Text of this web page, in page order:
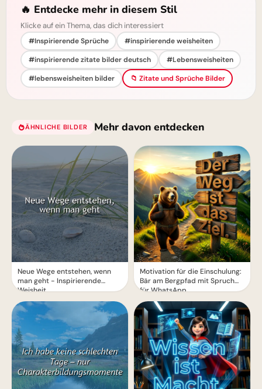
🔥 Entdecke mehr in diesem Stil
Klicke auf ein Thema, das dich interessiert
#Inspirierende Sprüche
#inspirierende weisheiten
#inspirierende zitate bilder deutsch
#Lebensweisheiten
#lebensweisheiten bilder
📁 Zitate und Sprüche Bilder
ÄHNLICHE BILDER Mehr davon entdecken
Neue Wege entstehen, wenn
man geht - Inspirierende
Weisheit
macht schlau!
Motivation für die Einschulung:
Bär am Bergpfad mit Spruch
für WhatsApp